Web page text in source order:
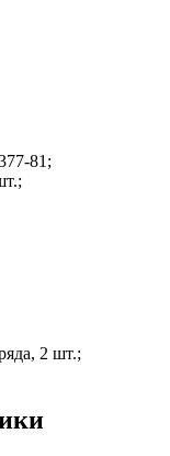
81;
2 шт.;